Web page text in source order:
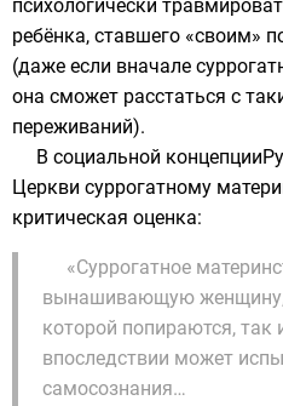
психологически
ребёнка, ставшего «своим»
(даже если вначале
она сможет расстаться с
переживаний).
В социальной концепции
Церкви суррогатному
критическая оценка:
«Суррогатное
вынашивающую женщину,
которой попираются, так
впоследствии может
самосознания…